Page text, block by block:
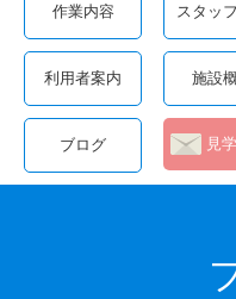
作業内容 スタッ
利用者案内 施設
ブログ 見